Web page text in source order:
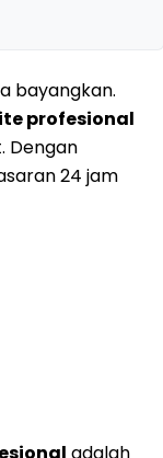
bayangkan.
profesional
Dengan
24 jam